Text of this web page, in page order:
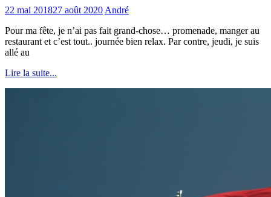
22 mai 201827 août 2020 André
Pour ma fête, je n’ai pas fait grand-chose… promenade, manger au
restaurant et c’est tout.. journée bien relax. Par contre, jeudi, je suis
allé au
Lire la suite...